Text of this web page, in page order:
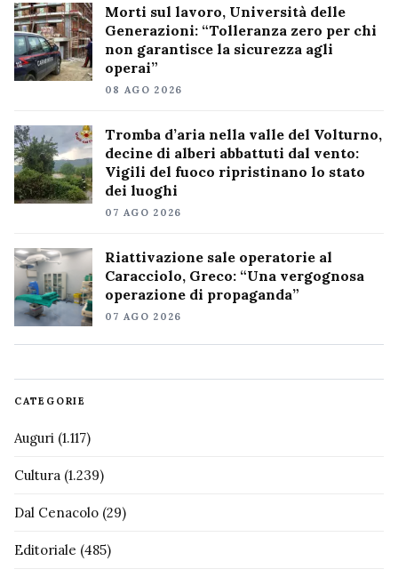
Morti sul lavoro, Università delle
Generazioni: “Tolleranza zero per chi
non garantisce la sicurezza agli
operai”
08 AGO 2026
Tromba d’aria nella valle del Volturno,
decine di alberi abbattuti dal vento:
Vigili del fuoco ripristinano lo stato
dei luoghi
07 AGO 2026
Riattivazione sale operatorie al
Caracciolo, Greco: “Una vergognosa
operazione di propaganda”
07 AGO 2026
CATEGORIE
Auguri (1.117)
Cultura (1.239)
Dal Cenacolo (29)
Editoriale (485)